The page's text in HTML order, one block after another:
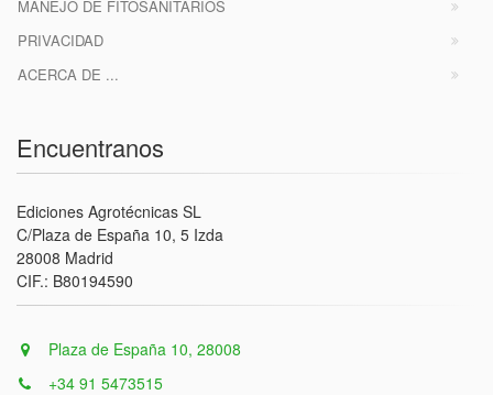
MANEJO DE FITOSANITARIOS
PRIVACIDAD
ACERCA DE ...
Encuentranos
Ediciones Agrotécnicas SL
C/Plaza de España 10, 5 Izda
28008 Madrid
CIF.: B80194590
Plaza de España 10, 28008
+34 91 5473515